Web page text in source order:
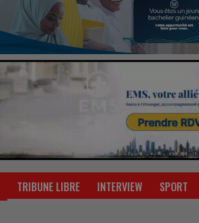
TRIBUNE LIBRE INTERVIEW SPORT